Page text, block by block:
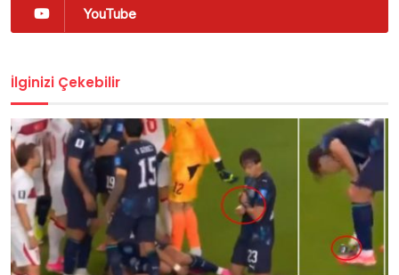
YouTube
İlginizi Çekebilir